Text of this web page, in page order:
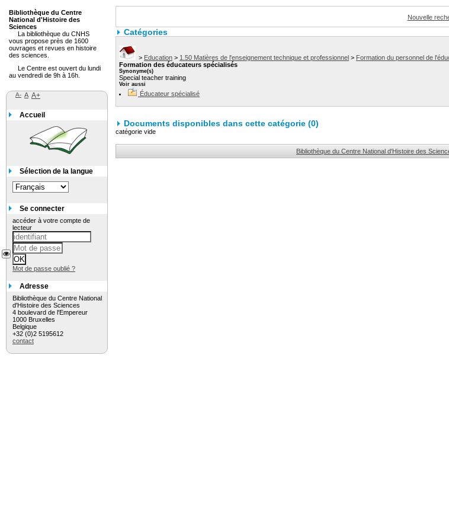
Nouvelle
Catégories
> Education > 1.50 Matières de l'enseignement technique et professionnel > Formation du personnel de
Formation des éducateurs spécialisés
Synonyme(s)
Special teacher training
Voir aussi
Éducateur spécialisé
Documents disponibles dans cette catégorie (0)
catégorie vide
Bibliothèque du Centre National d'Histoire des
Bibliothèque du Centre
National d'Histoire des
Sciences
La bibliothèque du CNHS
vous propose près de 1600
ouvrages et revues en histoire
des sciences.
Le Centre est ouvert du lundi
au vendredi de 9h à 16h.
A- A A+
Accueil
Sélection de la langue
Se connecter
accéder à votre compte de
lecteur
Mot de passe oublié ?
Adresse
Bibliothèque du Centre National
d'Histoire des Sciences
4 boulevard de l'Empereur
1000 Bruxelles
Belgique
+32 (0)2 5195612
contact